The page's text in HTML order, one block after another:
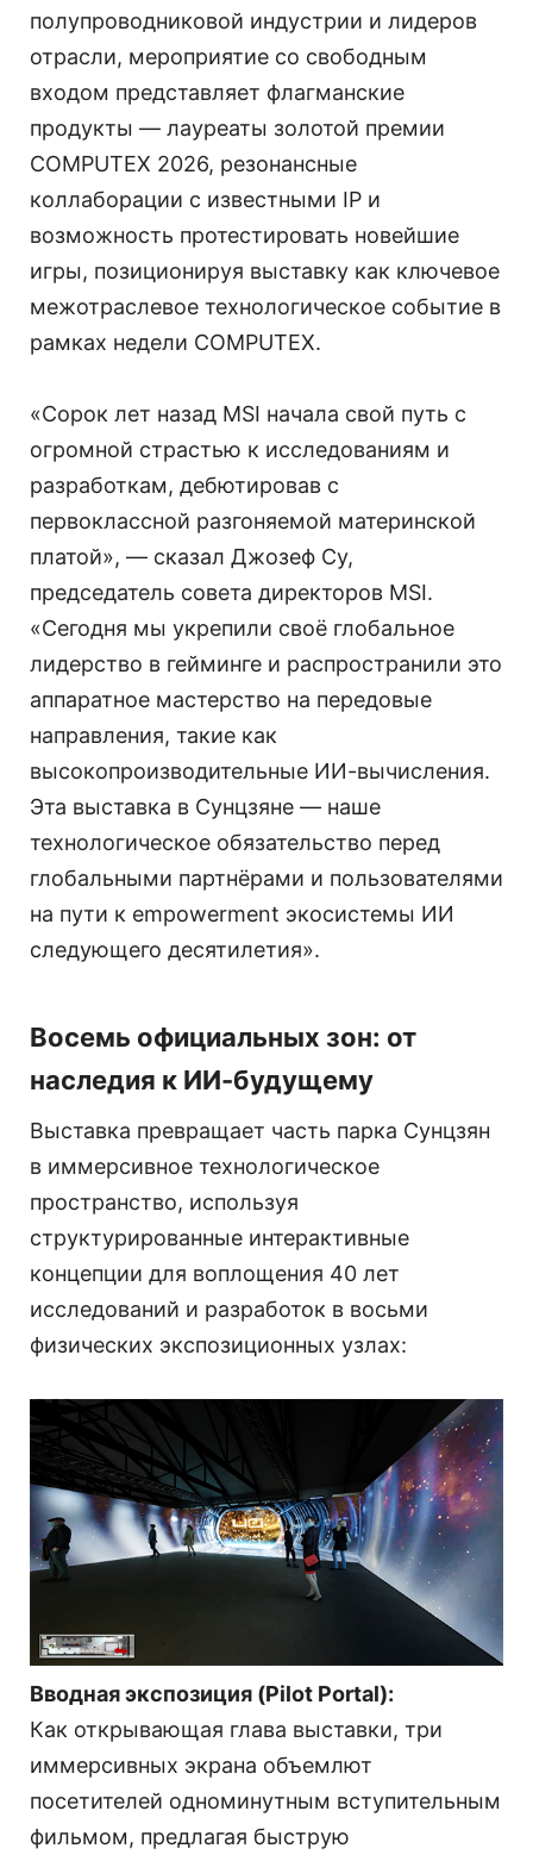
полупроводниковой индустрии и лидеров
отрасли, мероприятие со свободным
входом представляет флагманские
продукты — лауреаты золотой премии
COMPUTEX 2026, резонансные
коллаборации с известными IP и
возможность протестировать новейшие
игры, позиционируя выставку как ключевое
межотраслевое технологическое событие в
рамках недели COMPUTEX.
«Сорок лет назад MSI начала свой путь с
огромной страстью к исследованиям и
разработкам, дебютировав с
первоклассной разгоняемой материнской
платой», — сказал Джозеф Су,
председатель совета директоров MSI.
«Сегодня мы укрепили своё глобальное
лидерство в гейминге и распространили это
аппаратное мастерство на передовые
направления, такие как
высокопроизводительные ИИ-вычисления.
Эта выставка в Сунцзяне — наше
технологическое обязательство перед
глобальными партнёрами и пользователями
на пути к empowerment экосистемы ИИ
следующего десятилетия».
Восемь официальных зон: от
наследия к ИИ-будущему
Выставка превращает часть парка Сунцзян
в иммерсивное технологическое
пространство, используя
структурированные интерактивные
концепции для воплощения 40 лет
исследований и разработок в восьми
физических экспозиционных узлах:
Вводная экспозиция (Pilot Portal):
Как открывающая глава выставки, три
иммерсивных экрана объемлют
посетителей одноминутным вступительным
фильмом, предлагая быструю